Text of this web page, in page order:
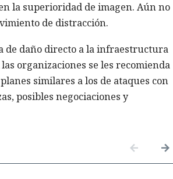
la superioridad de imagen. Aún no
de distracción.
de daño directo a la infraestructura
organizaciones se les recomienda
similares a los de ataques con
posibles negociaciones y